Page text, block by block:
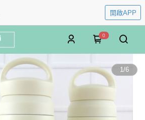
開啟APP
0
1/6